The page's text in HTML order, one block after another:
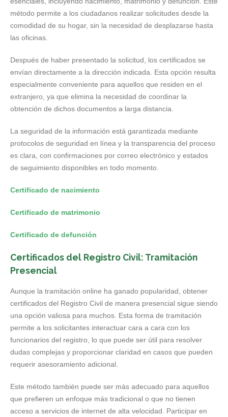
método permite a los ciudadanos realizar solicitudes desde la
comodidad de su hogar, sin la necesidad de desplazarse hasta
las oficinas.
Después de haber presentado la solicitud, los certificados se
envían directamente a la dirección indicada. Esta opción resulta
especialmente conveniente para aquellos que residen en el
extranjero, ya que elimina la necesidad de coordinar la
obtención de dichos documentos a larga distancia.
La seguridad de la información está garantizada mediante
protocolos de seguridad en línea y la transparencia del proceso
es clara, con confirmaciones por correo electrónico y estados
de seguimiento disponibles en todo momento.
Certificado de nacimiento
Certificado de matrimonio
Certificado de defunción
Certificados del Registro Civil: Tramitación
Presencial
Aunque la tramitación online ha ganado popularidad, obtener
certificados del Registro Civil de manera presencial sigue siendo
una opción valiosa para muchos. Esta forma de tramitación
permite a los solicitantes interactuar cara a cara con los
funcionarios del registro, lo que puede ser útil para resolver
dudas complejas y proporcionar claridad en casos que pueden
requerir asesoramiento adicional.
Este método también puede ser más adecuado para aquellos
que prefieren un enfoque más tradicional o que no tienen
acceso a servicios de internet de alta velocidad. Participar en